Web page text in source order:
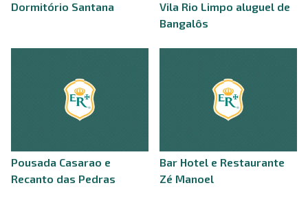
Dormitório Santana
Vila Rio Limpo aluguel de
Bangalôs
Pousada Casarao e
Recanto das Pedras
Bar Hotel e Restaurante
Zé Manoel